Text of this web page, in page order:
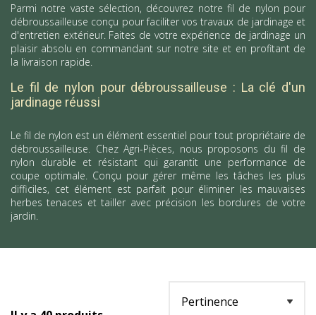
Parmi notre vaste sélection, découvrez notre fil de nylon pour
débroussailleuse conçu pour faciliter vos travaux de jardinage et
d'entretien extérieur. Faites de votre expérience de jardinage un
plaisir absolu en commandant sur notre site et en profitant de
la livraison rapide.
Le fil de nylon pour débroussailleuse : La clé d'un
jardinage réussi
Le fil de nylon est un élément essentiel pour tout propriétaire de
débroussailleuse. Chez Agri-Pièces, nous proposons du fil de
nylon durable et résistant qui garantit une performance de
coupe optimale. Conçu pour gérer même les tâches les plus
difficiles, cet élément est parfait pour éliminer les mauvaises
herbes tenaces et tailler avec précision les bordures de votre
jardin.